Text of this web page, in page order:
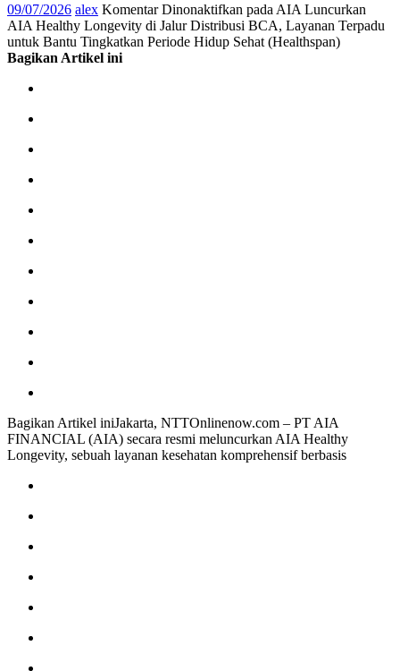
09/07/2026 alex Komentar Dinonaktifkan pada AIA Luncurkan
AIA Healthy Longevity di Jalur Distribusi BCA, Layanan Terpadu
untuk Bantu Tingkatkan Periode Hidup Sehat (Healthspan)
Bagikan Artikel ini
Bagikan Artikel iniJakarta, NTTOnlinenow.com – PT AIA
FINANCIAL (AIA) secara resmi meluncurkan AIA Healthy
Longevity, sebuah layanan kesehatan komprehensif berbasis